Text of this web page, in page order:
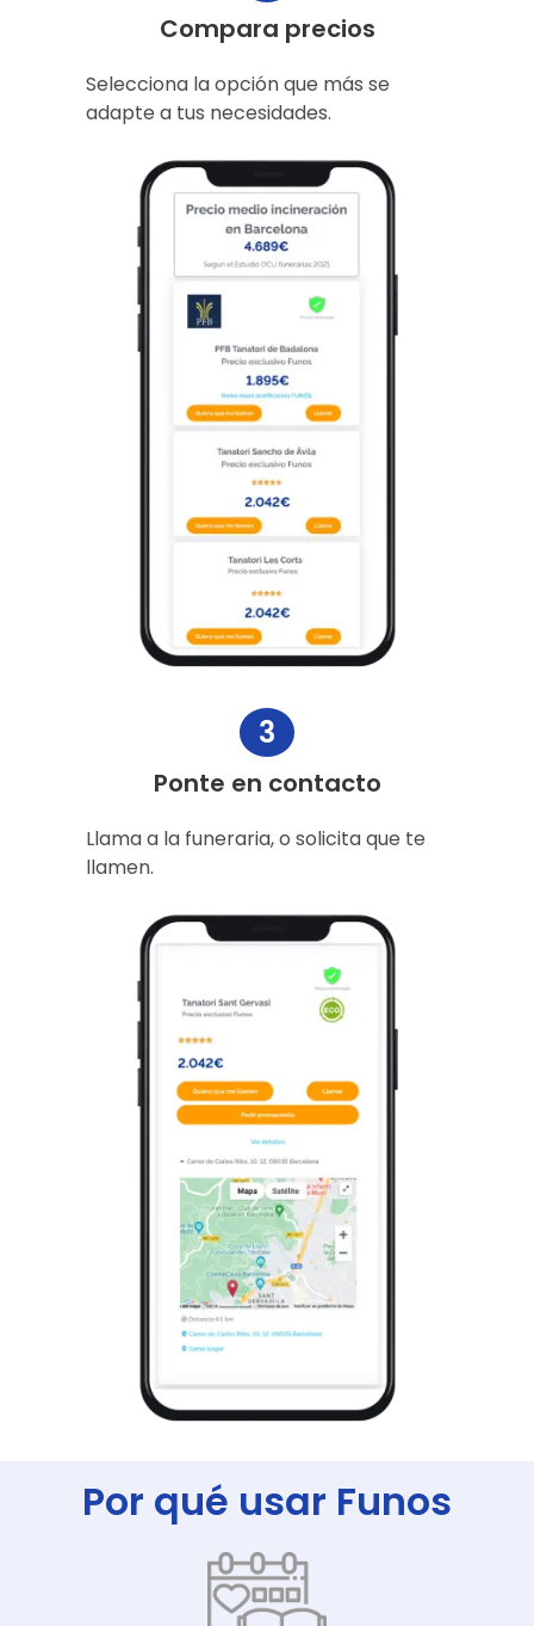
Compara precios
Selecciona la opción que más se
adapte a tus necesidades.
3
Ponte en contacto
Llama a la funeraria, o solicita que te
llamen.
Por qué usar Funos